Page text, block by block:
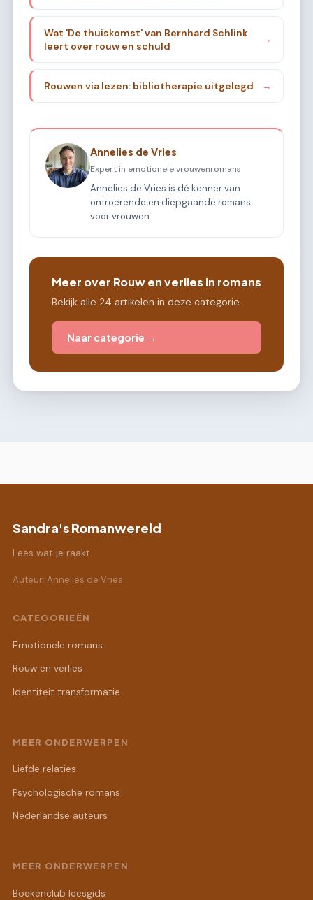
Wat 'De thuiskomst' van Bernhard Schlink
leert over rouw en schuld
→
Rouwen via lezen: bibliotherapie uitgelegd →
Annelies de Vries
Expert in emotionele vrouwenromans
Annelies de Vries is dé kenner van
ontroerende en diepgaande romans
voor vrouwen.
Meer over Rouw en verlies in romans
Bekijk alle 24 artikelen in deze categorie.
Naar categorie →
Sandra's Romanwereld
Lees wat je raakt.
Auteur: Annelies de Vries
CATEGORIEËN
Emotionele romans
Rouw en verlies
Identiteit transformatie
MEER ONDERWERPEN
Liefde relaties
Psychologische romans
Nederlandse auteurs
MEER ONDERWERPEN
Boekenclub leesgids